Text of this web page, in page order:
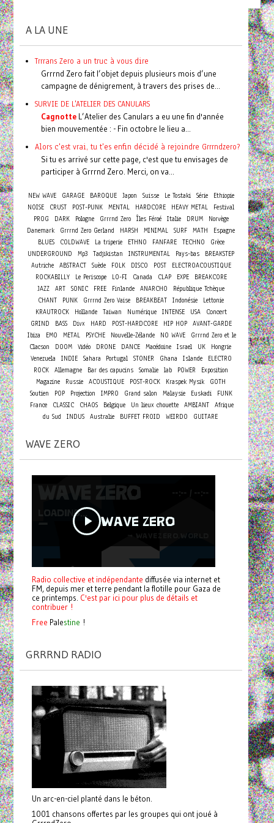
A LA UNE
Trrrans Zero a un truc à vous dire
Grrrnd Zero fait l’objet depuis plusieurs mois d’une
campagne de dénigrement, à travers des prises de...
SURVIE DE L'ATELIER DES CANULARS
CagnotteL’Atelier des Canulars a eu une fin d'année
bien mouvementée : - Fin octobre le lieu a...
Alors c'est vrai, tu t'es enfin décidé à rejoindre Grrrndzero?
Si tu es arrivé sur cette page, c'est que tu envisages de
participer à Grrrnd Zero. Merci, on va...
NEW WAVE GARAGE BAROQUE Japon Suisse Le Tostaki Série
Ethiopie
NOISE
CRUST POST-PUNK MENTAL HARDCORE HEAVY METAL
Festival
PROG
DARK Pologne Grrrnd Zero Îles Féroé Italie DRUM
Norvège
Danemark
Grrrnd Zero Gerland HARSH MINIMAL SURF MATH
Espagne
BLUES
COLDWAVE La triperie ETHNO FANFARE TECHNO
Grèce
UNDERGROUND
Mp3 Tadjikistan INSTRUMENTAL Pays-bas
BREAKSTEP
Autriche
ABSTRACT Suède FOLK DISCO POST
ELECTROACOUSTIQUE
ROCKABILLY
Le Periscope LO-FI Canada CLAP EXPE
BREAKCORE
JAZZ ART SONIC FREE Finlande ANARCHO
République Tchèque
CHANT
PUNK Grrrnd Zero Vaise BREAKBEAT Indonésie
Lettonie
KRAUTROCK
Hollande Taiwan Numérique INTENSE USA Concert
GRIND BASS Divx HARD POST-HARDCORE HIP HOP
AVANT-GARDE
Ibiza
EMO METAL PSYCHE Nouvelle-Zélande NO WAVE
Grrrnd Zero et le
Clacson
DOOM Vidéo DRONE DANCE Macédoine Israel UK
Hongrie
Venezuela
INDIE Sahara Portugal STONER Ghana Islande
ELECTRO
ROCK Allemagne Bar des capucins Somalie lab POWER
Exposition
Magazine
Russie ACOUSTIQUE POST-ROCK Kraspek Mysik
GOTH
Soutien
POP Projection IMPRO Grand salon Malaysie Euskadi
FUNK
France
CLASSIC CHAOS Belgique Un lieux chouette AMBIANT
Afrique
du Sud
INDUS Australie BUFFET FROID WEIRDO GUITARE
WAVE ZERO
Radio collective et indépendante diffusée via internet et
FM, depuis mer et terre pendant la flotille pour Gaza de
ce printemps. C'est par ici pour plus de détails et
contribuer !
Free Palestine !
GRRRND RADIO
Un arc-en-ciel planté dans le béton.
1001 chansons offertes par les groupes qui ont joué à